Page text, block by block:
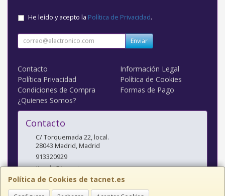
Política de Cookies de tacnet.es
He leído y acepto la Política de Privacidad.
Enviar
Contacto
Información Legal
Política Privacidad
Política de Cookies
Condiciones de Compra
Formas de Pago
¿Quienes Somos?
Contacto
C/ Torquemada 22, local.
28043 Madrid,Madrid
913320929
tienda@tacnet.es